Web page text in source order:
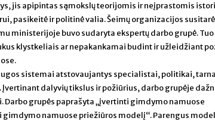
jis apipintas sąmokslų teorijomis ir neįprastomis
pasikeitė ir politinė valia. Šeimų organizacijos
ministerijoje buvo sudaryta ekspertų darbo grupė. Tuo
klystkeliais ar nepakankamai budint ir užleidžiant
sistemai atstovaujantys specialistai, politikai,
dalyvių tikslus ir požiūrius, darbo grupėje
Darbo grupės paprašyta „įvertinti gimdymo namuose
namuose priežiūros modelį“. Parengus